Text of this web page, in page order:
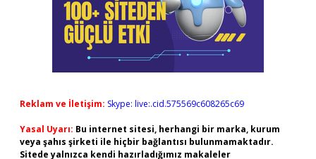
Reklam ve İletişim: Skype: live:.cid.575569c608265c69
Yasal Uyarı: Bu internet sitesi, herhangi bir marka, kurum
veya şahıs şirketi ile hiçbir bağlantısı bulunmamaktadır.
Sitede yalnızca kendi hazırladığımız makaleler